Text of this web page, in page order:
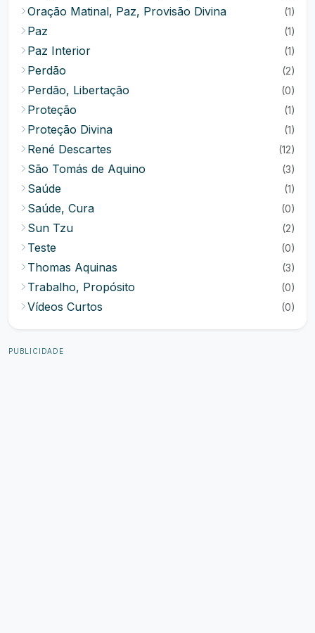
Oração Matinal, Paz, Provisão Divina (1)
Paz (1)
Paz Interior (1)
Perdão (2)
Perdão, Libertação (0)
Proteção (1)
Proteção Divina (1)
René Descartes (12)
São Tomás de Aquino (3)
Saúde (1)
Saúde, Cura (0)
Sun Tzu (2)
Teste (0)
Thomas Aquinas (3)
Trabalho, Propósito (0)
Vídeos Curtos (0)
PUBLICIDADE